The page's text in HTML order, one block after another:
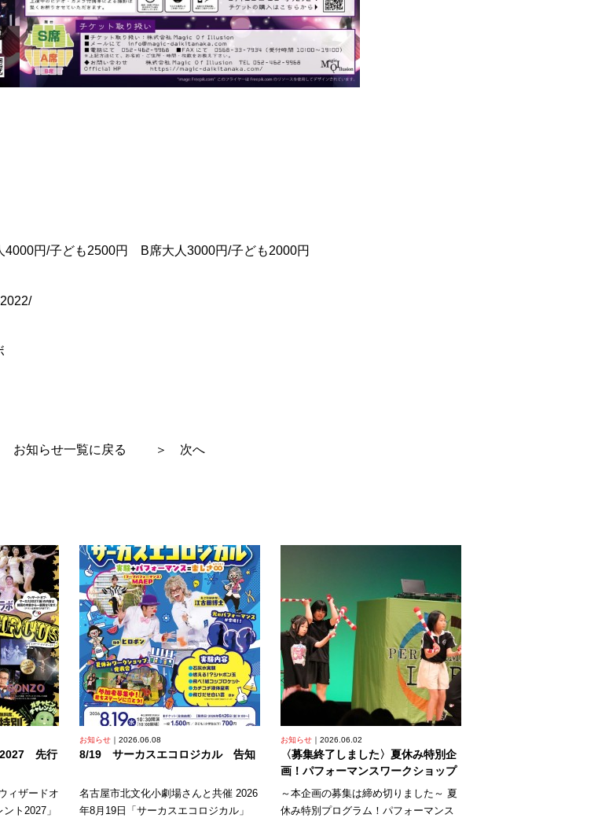
円/子ども2500円 B席大人3000円/子ども2000円
お知らせ一覧に戻る ＞ 次へ
2027 先行
ィザードオ
ト2027」
お知らせ 2026.06.08
8/19 サーカスエコロジカル 告知
名古屋市北文化小劇場さんと共催 2026
年8月19日「サーカスエコロジカル」
お知らせ 2026.06.02
〈募集終了しました〉夏休み特別企
画！パフォーマンスワークショップ
～本企画の募集は締め切りました～ 夏
休み特別プログラム！パフォーマンス